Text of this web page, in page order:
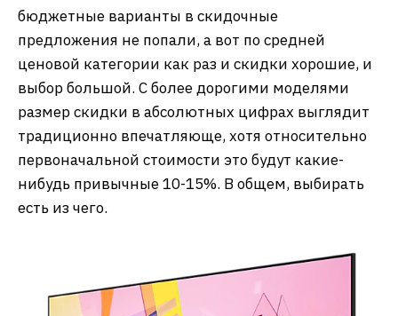
бюджетные варианты в скидочные
предложения не попали, а вот по средней
ценовой категории как раз и скидки хорошие, и
выбор большой. С более дорогими моделями
размер скидки в абсолютных цифрах выглядит
традиционно впечатляюще, хотя относительно
первоначальной стоимости это будут какие-
нибудь привычные 10-15%. В общем, выбирать
есть из чего.